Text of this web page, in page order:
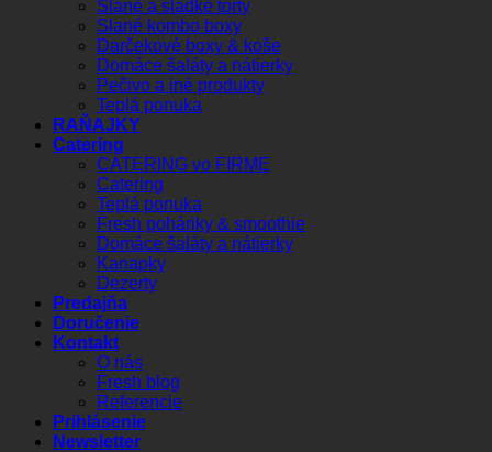
Slané a sladké torty
Slané kombo boxy
Darčekové boxy & koše
Domáce šaláty a nátierky
Pečivo a iné produkty
Teplá ponuka
RAŇAJKY
Catering
CATERING vo FIRME
Catering
Teplá ponuka
Fresh poháriky & smoothie
Domáce šaláty a nátierky
Kanapky
Dezerty
Predajňa
Doručenie
Kontakt
O nás
Fresh blog
Referencie
Prihlásenie
Newsletter